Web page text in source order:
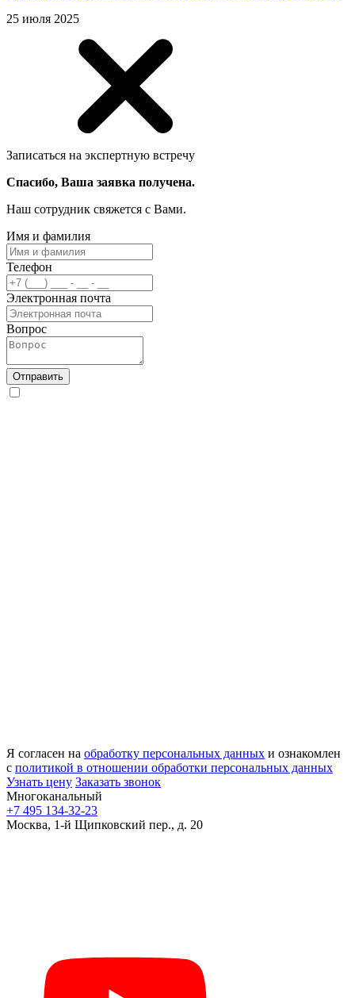
25 июля 2025
Записаться на экспертную встречу
Спасибо, Ваша заявка получена.
Наш сотрудник свяжется с Вами.
Имя и фамилия
Телефон
Электронная почта
Вопрос
Отправить
Я согласен на обработку персональных данных и ознакомлен
с политикой в отношении обработки персональных данных
Узнать цену Заказать звонок
Многоканальный
+7 495 134-32-23
Москва, 1-й Щипковский пер., д. 20